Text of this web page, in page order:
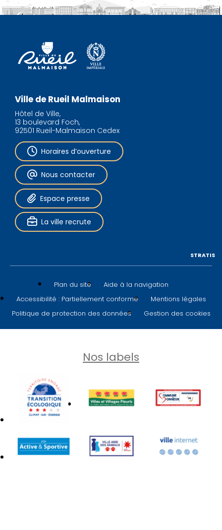
Ville de Rueil Malmaison
Hôtel de Ville,
13 boulevard Foch,
92501 Rueil-Malmaison Cedex
Horaires d’ouverture
Nous contacter
Espace presse
La ville recrute
Plan du site
Aide à la navigation
Accessibilité : Partiellement conforme
Mentions légales
Politique de protection des données
Gestion des cookies
STRATIS
Nos labels